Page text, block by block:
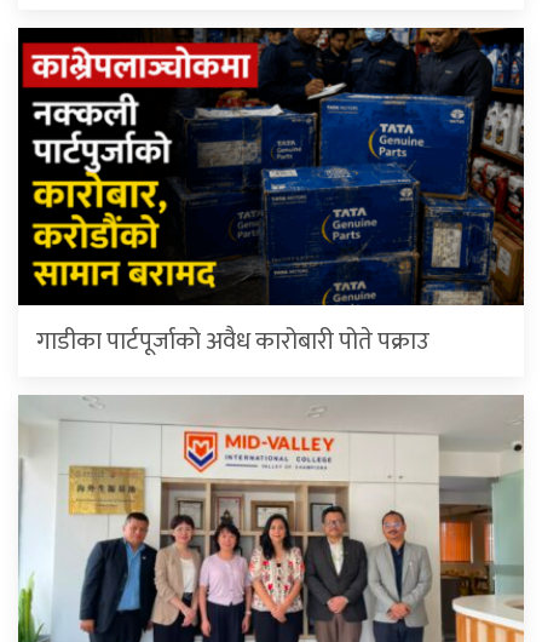
गाडीका पार्टपूर्जाको अवैध कारोबारी पोते प‌क्राउ